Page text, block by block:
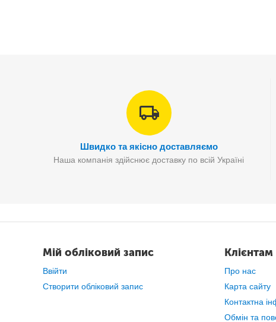
Швидко та якісно доставляємо
Наша компанія здійснює доставку по всій Україні
Мій обліковий запис
Ввійти
Створити обліковий запис
Клієнтам
Про нас
Карта сайту
Контактна
Обмін та